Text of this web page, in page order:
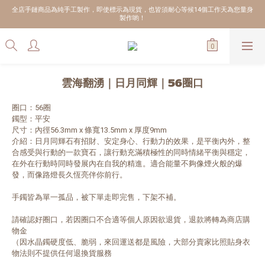
全店手鏈商品為純手工製作，即使標示為現貨，也皆須耐心等候14個工作天為您量身
製作喲！
雲海翻湧｜日月同輝｜56圈口
圈口：56圈
鐲型：平安
尺寸：內徑56.3mm x 條寬13.5mm x 厚度9mm
介紹：日月同輝石有招財、安定身心、行動力的效果，是平衡內外，整
合感受與行動的一款寶石，讓行動充滿積極性的同時情緒平衡與穩定，
在外在行動時同時發展內在自我的精進。適合能量不夠像煙火般的爆
發，而像路燈長久恆亮伴你前行。
手鐲皆為單一孤品，被下單走即完售，下架不補。
請確認好圈口，若因圈口不合適等個人原因欲退貨，退款將轉為商店購
物金
（因水晶鐲硬度低、脆弱，來回運送都是風險，大部分賣家比照貼身衣
物法則不提供任何退換貨服務